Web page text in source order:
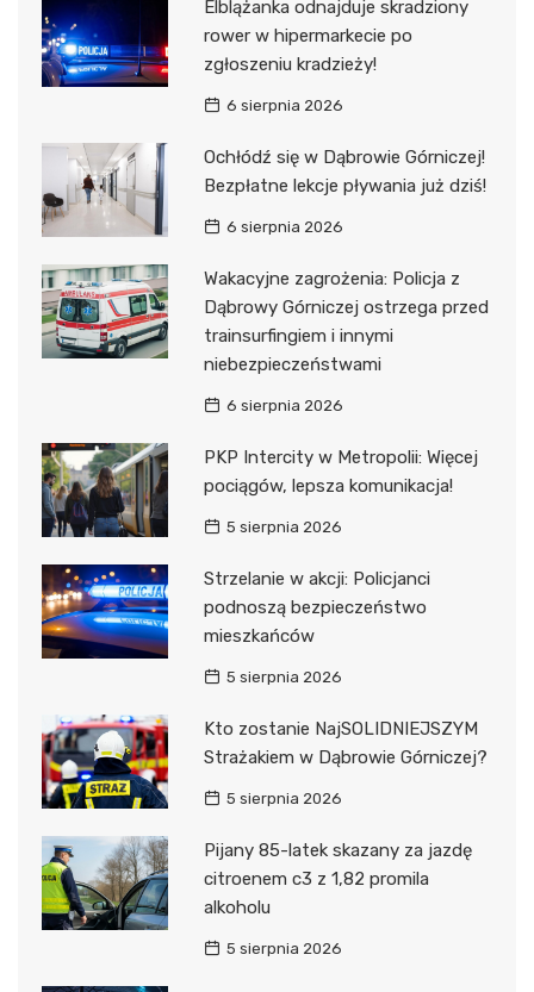
Elblążanka odnajduje skradziony
rower w hipermarkecie po
zgłoszeniu kradzieży!
6 sierpnia 2026
Ochłódź się w Dąbrowie Górniczej!
Bezpłatne lekcje pływania już dziś!
6 sierpnia 2026
Wakacyjne zagrożenia: Policja z
Dąbrowy Górniczej ostrzega przed
trainsurfingiem i innymi
niebezpieczeństwami
6 sierpnia 2026
PKP Intercity w Metropolii: Więcej
pociągów, lepsza komunikacja!
5 sierpnia 2026
Strzelanie w akcji: Policjanci
podnoszą bezpieczeństwo
mieszkańców
5 sierpnia 2026
Kto zostanie NajSOLIDNIEJSZYM
Strażakiem w Dąbrowie Górniczej?
5 sierpnia 2026
Pijany 85-latek skazany za jazdę
citroenem c3 z 1,82 promila
alkoholu
5 sierpnia 2026